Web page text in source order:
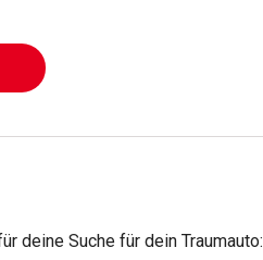
deine Suche für dein Traumauto: